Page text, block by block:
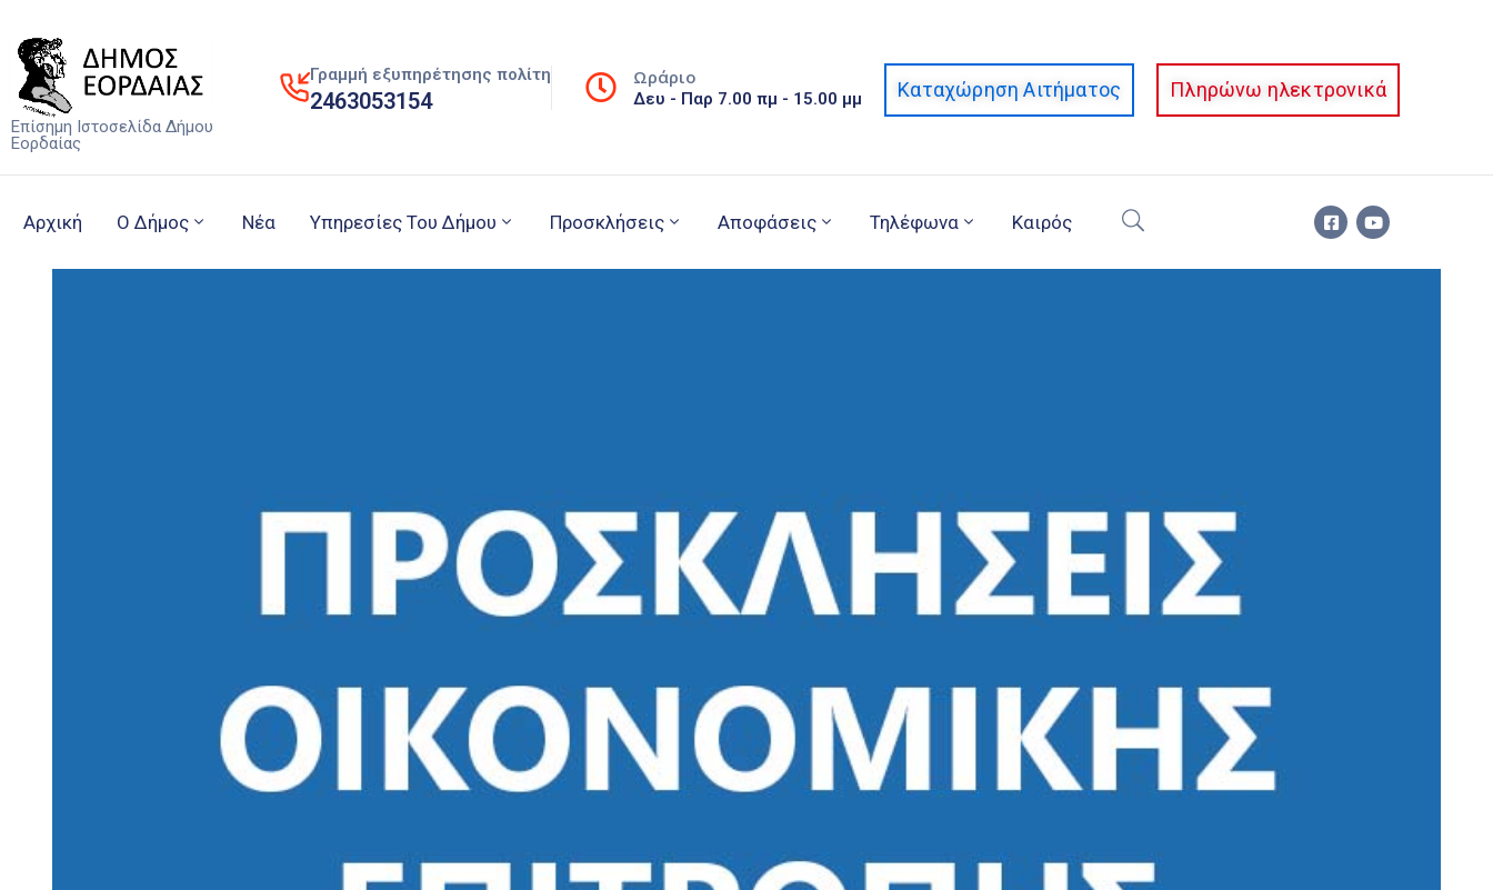
Επίσημη Ιστοσελίδα Δήμου
Εορδαίας
Γραμμή εξυπηρέτησης πολίτη
2463053154
Ωράριο
Δευ - Παρ 7.00 πμ - 15.00 μμ Καταχώρηση Αιτήματος Πληρώνω ηλεκτρονικά
Αρχική Ο Δήμος Νέα Υπηρεσίες Του Δήμου Προσκλήσεις Αποφάσεις Τηλέφωνα Καιρός